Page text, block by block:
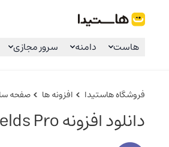
هاستیدا
هاست دامنه سرور مجازی
فروشگاه هاستیدا افزونه ها صفحه
دانلود افزونه Advanced Custom Fields Pro